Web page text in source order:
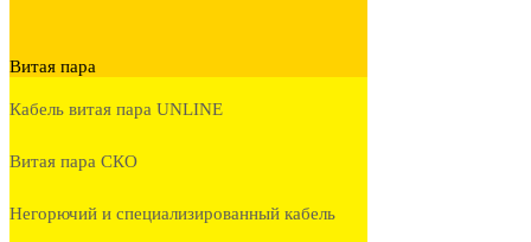
Витая пара
Кабель витая пара UNLINE
Витая пара СКО
Негорючий и специализированный кабель